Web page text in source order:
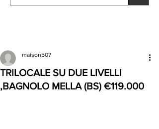
TRILOCALE SU DUE LIVELLI
,BAGNOLO MELLA (BS) €119.000
maison507